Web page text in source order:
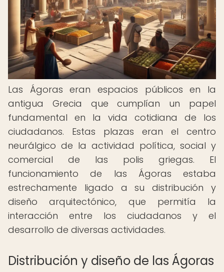
Las Ágoras eran espacios públicos en la
antigua Grecia que cumplían un papel
fundamental en la vida cotidiana de los
ciudadanos. Estas plazas eran el centro
neurálgico de la actividad política, social y
comercial de las polis griegas. El
funcionamiento de las Ágoras estaba
estrechamente ligado a su distribución y
diseño arquitectónico, que permitía la
interacción entre los ciudadanos y el
desarrollo de diversas actividades.
Distribución y diseño de las Ágoras